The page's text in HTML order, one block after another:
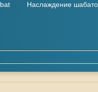
Наслаждение